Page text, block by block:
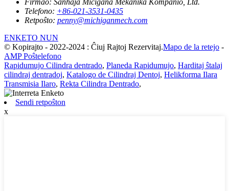
Firmao: Ŝanhaja Miĉigana Mekanika Kompanio, Ltd.
Telefono: +86-021-3531-0435
Retpoŝto: penny@michiganmech.com
ENKETO NUN
© Kopirajto - 2022-2024 : Ĉiuj Rajtoj Rezervitaj.Mapo de la retejo -
AMP Poŝtelefono
Rapidumujo Cilindra dentrado, Planeda Rapidumujo, Harditaj ŝtalaj
cilindraj dentradoj, Katalogo de Cilindraj Dentoj, Helikforma Ilara
Transmisia Ilaro, Rekta Cilindra Dentrado,
Sendi retpoŝton
x